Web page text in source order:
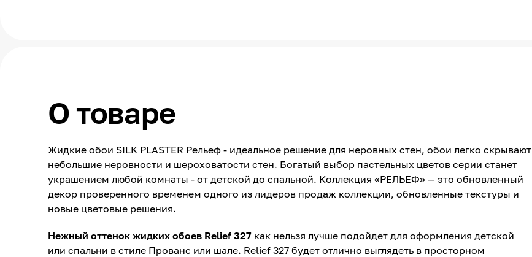
О товаре
Жидкие обои SILK PLASTER Рельеф - идеальное решение для неровных стен, обои легко скрывают
небольшие неровности и шероховатости стен. Богатый выбор пастельных цветов серии станет
украшением любой комнаты - от детской до спальной. Коллекция «РЕЛЬЕФ» — это обновленный
декор проверенного временем одного из лидеров продаж коллекции, обновленные текстуры и
новые цветовые решения.
Нежный оттенок жидких обоев Relief 327 как нельзя лучше подойдет для оформления детской
или спальни в стиле Прованс или шале. Relief 327 будет отлично выглядеть в просторном